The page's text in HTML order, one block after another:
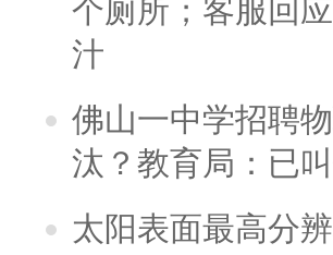
个厕所；客服回
汁
佛山一中学招聘
汰？教育局：已
太阳表面最高分